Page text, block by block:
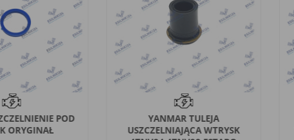
POD
ORYGINAŁ
YANMAR TULEJA
USZCZELNIAJĄCA WTRYSK